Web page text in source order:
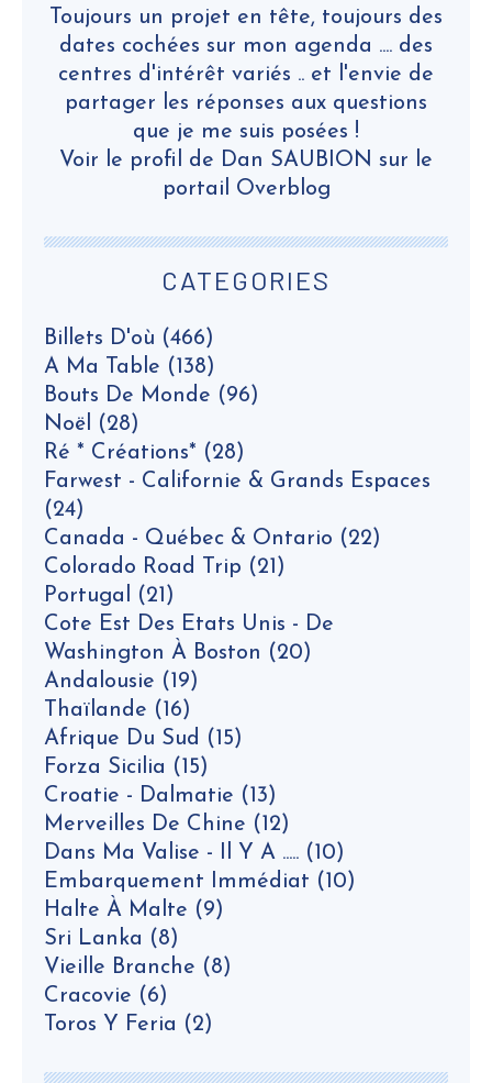
CATEGORIES
Billets D'où (466)
A Ma Table (138)
Bouts De Monde (96)
Noël (28)
Ré * Créations* (28)
Farwest - Californie & Grands Espaces
(24)
Canada - Québec & Ontario (22)
Colorado Road Trip (21)
Portugal (21)
Cote Est Des Etats Unis - De
Washington À Boston (20)
Andalousie (19)
Thaïlande (16)
Afrique Du Sud (15)
Forza Sicilia (15)
Croatie - Dalmatie (13)
Merveilles De Chine (12)
Dans Ma Valise - Il Y A ..... (10)
Embarquement Immédiat (10)
Halte À Malte (9)
Sri Lanka (8)
Vieille Branche (8)
Cracovie (6)
Toros Y Feria (2)
Toujours un projet en tête, toujours des
dates cochées sur mon agenda .... des
centres d'intérêt variés .. et l'envie de
partager les réponses aux questions
que je me suis posées !
Voir le profil de Dan SAUBION sur le
portail Overblog